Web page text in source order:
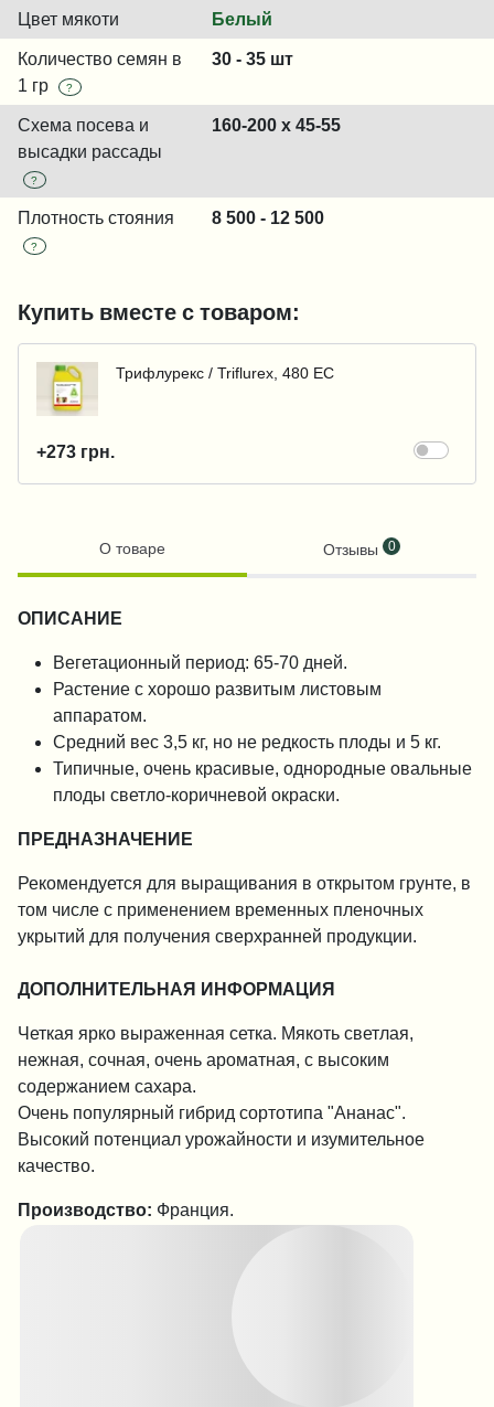
Цвет мякоти Белый
Количество семян в
1 гр
?
30 - 35 шт
Схема посева и
высадки рассады
?
160-200 x 45-55
Плотность стояния
?
8 500 - 12 500
Купить вместе с товаром:
Трифлурекс / Triflurex, 480 ЕС
+273 грн.
О товаре Отзывы 0
ОПИСАНИЕ
Вегетационный период: 65-70 дней.
Растение с хорошо развитым листовым
аппаратом.
Средний вес 3,5 кг, но не редкость плоды и 5 кг.
Типичные, очень красивые, однородные овальные
плоды светло-коричневой окраски.
ПРЕДНАЗНАЧЕНИЕ
Рекомендуется для выращивания в открытом грунте, в
том числе с применением временных пленочных
укрытий для получения сверхранней продукции.
ДОПОЛНИТЕЛЬНАЯ ИНФОРМАЦИЯ
Четкая ярко выраженная сетка. Мякоть светлая,
нежная, сочная, очень ароматная, с высоким
содержанием сахара.
Очень популярный гибрид сортотипа "Ананас".
Высокий потенциал урожайности и изумительное
качество.
Производство: Франция.